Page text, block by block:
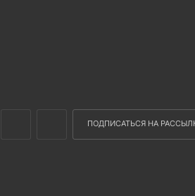
ПОДПИСАТЬСЯ НА